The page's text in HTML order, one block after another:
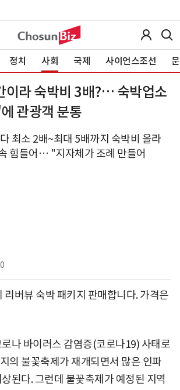
정치 사회 국제 사이언스조선
이라 숙박비 3배?… 숙박업소
관광객 분통
최소 2배~최대 5배까지 숙박비 올라
힘들어… "지자체가 조례 만들어
리버뷰 숙박 패키지 판매합니다. 가격은
나 바이러스 감염증(코로나19) 사태로
의 불꽃축제가 재개되면서 많은 인파
된다. 그런데 불꽃축제가 예정된 지역